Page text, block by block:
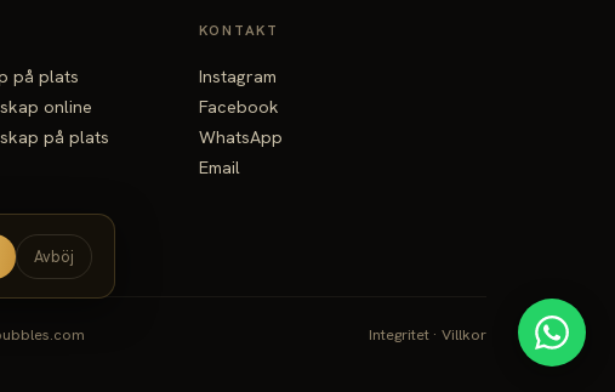
på plats
online
på plats
KONTAKT
Instagram
Facebook
WhatsApp
Email
Integritet · Villkor
Avböj